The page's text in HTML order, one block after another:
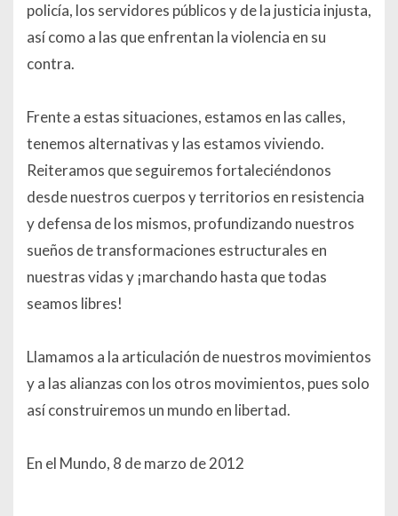
policía, los servidores públicos y de la justicia injusta,
así como a las que enfrentan la violencia en su
contra.
Frente a estas situaciones, estamos en las calles,
tenemos alternativas y las estamos viviendo.
Reiteramos que seguiremos fortaleciéndonos
desde nuestros cuerpos y territorios en resistencia
y defensa de los mismos, profundizando nuestros
sueños de transformaciones estructurales en
nuestras vidas y ¡marchando hasta que todas
seamos libres!
Llamamos a la articulación de nuestros movimientos
y a las alianzas con los otros movimientos, pues solo
así construiremos un mundo en libertad.
En el Mundo, 8 de marzo de 2012